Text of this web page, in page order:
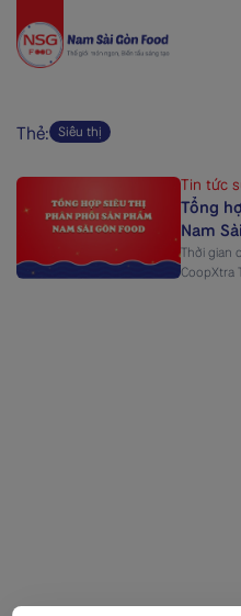
Thẻ: Siêu thị
Tin tức
Tổng
Nam
Thời gian
CoopXtra